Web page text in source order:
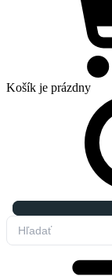
Košík je prázdny